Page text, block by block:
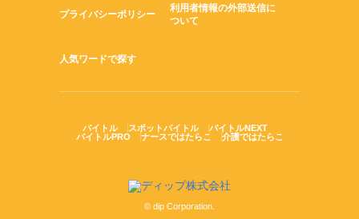
プライバシーポリシー
利用者情報の外部送信に
ついて
人気ワードで探す
バイトル スポットバイトル
バイトルNEXT
バイトルPRO
ナースではたらこ 介護ではたらこ
© dip Corporation.